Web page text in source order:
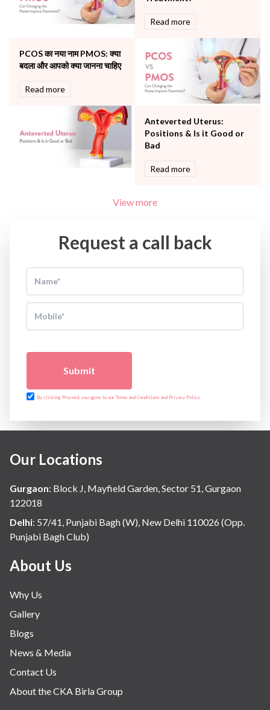
Urology
Women Wellness
Read more
PCOS का नया नाम PMOS: क्या
बदला और आपको क्या जानना चाहिए
Read more
Anteverted Uterus:
Positions & Is it Good or
Bad
Read more
View more
Request a call back
Submit
By clicking Proceed, you agree to our Terms and Conditions and Privacy Policy
Our Locations
Gurgaon: Block J, Mayfield Garden, Sector 51, Gurgaon
122018
Delhi: 57/41, Punjabi Bagh (W), New Delhi 110026 (Opp.
Punjabi Bagh Club)
About Us
Why Us
Gallery
Blogs
News & Media
Contact Us
About the CKA Birla Group